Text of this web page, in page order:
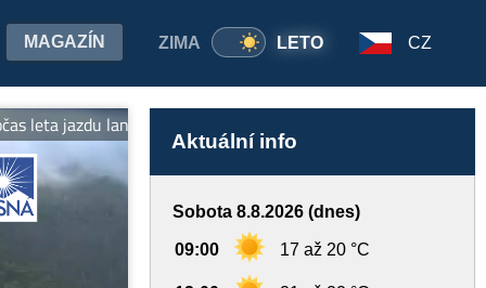
ZIMA LETO
MAGAZÍN CZ
na oboch stranách Chopka v cene jedného lístka!
Aktuální info
Sobota 8.8.2026 (dnes)
09:00 17 až 20 °C